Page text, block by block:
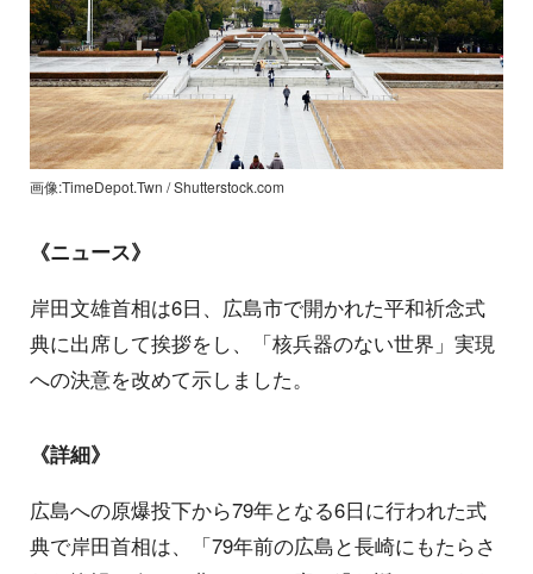
画像:TimeDepot.Twn / Shutterstock.com
《ニュース》
岸田文雄首相は6日、広島市で開かれた平和祈念式
典に出席して挨拶をし、「核兵器のない世界」実現
への決意を改めて示しました。
《詳細》
広島への原爆投下から79年となる6日に行われた式
典で岸田首相は、「79年前の広島と長崎にもたらさ